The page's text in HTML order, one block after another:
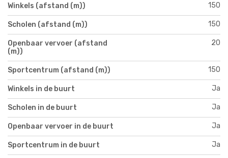
Winkels (afstand (m)) 150
Scholen (afstand (m)) 150
Openbaar vervoer (afstand
(m))
20
Sportcentrum (afstand (m)) 150
Winkels in de buurt Ja
Scholen in de buurt Ja
Openbaar vervoer in de buurt Ja
Sportcentrum in de buurt Ja